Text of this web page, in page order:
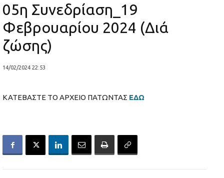
05η Συνεδρίαση_19
Φεβρουαρίου 2024 (Διά
ζώσης)
14/02/2024 22:53
ΚΑΤΕΒΑΣΤΕ ΤΟ ΑΡΧΕΙΟ ΠΑΤΩΝΤΑΣ ΕΔΩ